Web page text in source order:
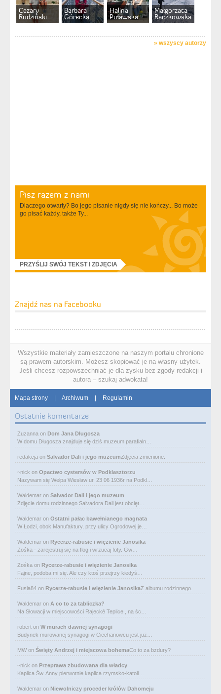
Cezary
Rudziński
Barbara
Górecka
Halina
Puławska
Małgorzata
Raczkowska
» wszyscy autorzy
Pisz razem z nami
Dlaczego otwarty? Bo jego pisanie nigdy się nie kończy... Bo może
go pisać każdy, także Ty...
PRZYŚLIJ SWÓJ TEKST I ZDJĘCIA
Znajdź nas na Facebooku
Wszystkie materiały zamieszczone na naszym portalu chronione
są prawem autorskim. Możesz skopiować je na własny użytek.
Jeśli chcesz rozpowszechniać je dla zysku bez zgody redakcji i
autora – szukaj adwokata!
Mapa strony | Archiwum | Regulamin
Ostatnie komentarze
Zuzanna on Dom Jana Długosza
W domu Długosza znajduje się dziś muzeum parafialn…
redakcja on Salvador Dali i jego muzeumZdjęcia zmienione.
~nick on Opactwo cystersów w Podklasztorzu
Nazywam się Wełpa Wiesław ur. 23 06 1936r na Podkl…
Waldemar on Salvador Dali i jego muzeum
Zdjęcie domu rodzinnego Salvadora Dali jest obcięt…
Waldemar on Ostatni pałac bawełnianego magnata
W Łodzi, obok Manufaktury, przy ulicy Ogrodowej je…
Waldemar on Rycerze-rabusie i więzienie Janosika
Zośka - zarejestruj się na flog i wrzucaj foty. Gw…
Zośka on Rycerze-rabusie i więzienie Janosika
Fajne, podoba mi się. Ale czy ktoś przejrzy kiedyś…
Fusia84 on Rycerze-rabusie i więzienie JanosikaZ albumu rodzinnego.
Waldemar on A co to za tabliczka?
Na Słowacji w miejscowości Rajecké Teplice , na śc…
robert on W murach dawnej synagogi
Budynek murowanej synagogi w Ciechanowcu jest już…
MW on Święty Andrzej i miejscowa bohemaCo to za bzdury?
~nick on Przeprawa zbudowana dla władcy
Kaplica Św. Anny pierwotnie kaplica rzymsko-katoli…
Waldemar on Niewolniczy proceder królów Dahomeju